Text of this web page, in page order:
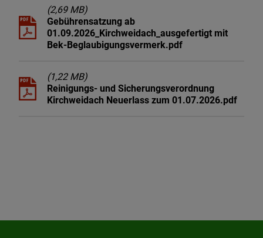
(2,69 MB)
Gebührensatzung ab
01.09.2026_Kirchweidach_ausgefertigt mit
Bek-Beglaubigungsvermerk.pdf
(1,22 MB)
Reinigungs- und Sicherungsverordnung
Kirchweidach Neuerlass zum 01.07.2026.pdf